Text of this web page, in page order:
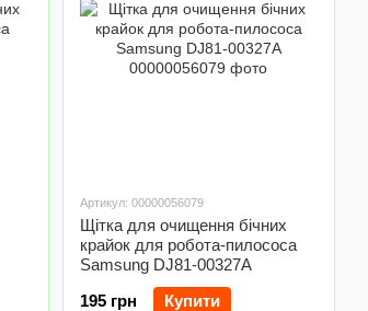
Артикул: 00000056079
Щітка для очищення бічних
крайок для робота-пилососа
Samsung DJ81-00327A
195 грн
Купити